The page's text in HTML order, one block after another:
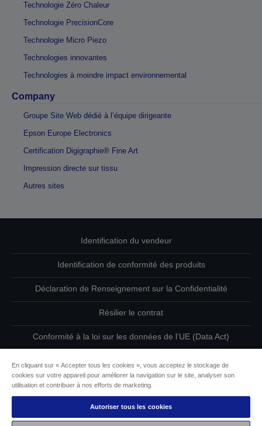
Technologie Zéro Chaleur
Technologie PrecisionCore
Technologie Micro Piezo
Technologies innovantes
Technologies à moindre impact environnemental
Company
Groupe Site Web dédié à l’équipe dirigeante
Epson Europe Electronics
Certification Digigraphie® Fine Art
Impression directe sur tissu
Autres sites
Identification du vendeur
Identification de conformité des produits
Déclaration de Renseignement sur la Confidentialité
Résilier le contrat
Conformité à la loi sur les données de l'UE (Data Act)
Informations sur les cookies
L’engagement d’Epson pour l’accessibilité
En cliquant sur « Accepter tous les cookies », vous acceptez le stockage de
cookies sur votre appareil pour améliorer la navigation sur le site, analyser son
utilisation et contribuer à nos efforts de marketing.
Autoriser tous les cookies